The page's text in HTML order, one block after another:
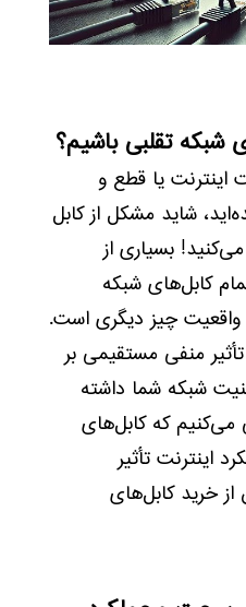
شبکه تقلبی باشیم؟
اینترنت یا قطع و
شاید مشکل از کابل
بسیاری از
کابل‌های شبکه
واقعیت چیز دیگری است.
منفی مستقیمی بر
شبکه شما داشته
می‌کنیم که کابل‌های
اینترنت تأثیر
خرید کابل‌های